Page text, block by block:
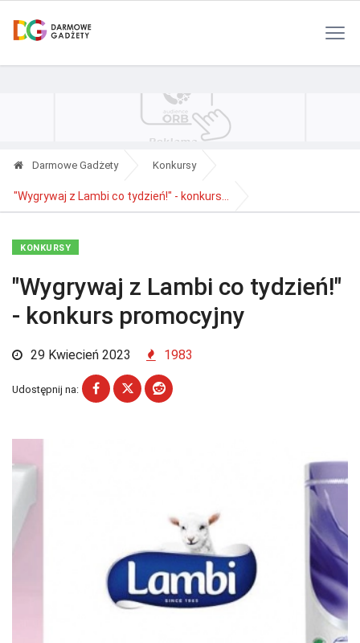
Darmowe Gadżety Konkursy
"Wygrywaj z Lambi co tydzień!" - konkurs...
KONKURSY
"Wygrywaj z Lambi co tydzień!"
- konkurs promocyjny
29 Kwiecień 2023 1983
Udostępnij na: